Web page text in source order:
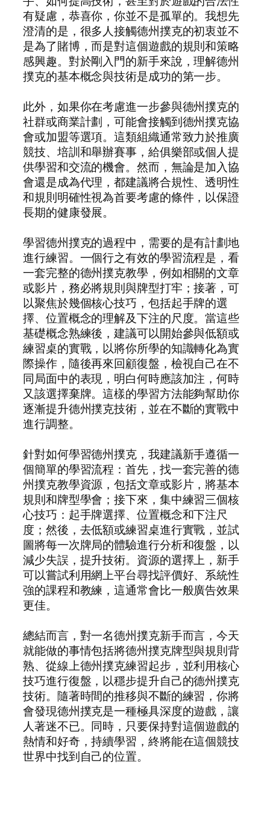
有疑慮，恭喜你，你並不是孤單的。我想先
澄清的是，很多人接觸德州撲克的初衷並不
是為了賭博，而是對這個遊戲的規則和策略
感興趣。對於剛入門的新手來說，理解德州
撲克的基本概念與技術是成功的第一步。
此外，如果你在考慮進一步參與德州撲克的
社群或商業計劃，可能會接觸到德州撲克協
會或加盟等選項。這類組織通常致力於推廣
競技、培訓和舉辦賽事，給俱樂部或個人提
供學習和交流的機會。然而，無論是加入協
會還是成為代理，都建議將合規性、透明性
和規則明確性視為首要考慮的條件，以保證
長期的健康發展。
學習德州撲克的過程中，需要的是有計劃地
進行練習。一個行之有效的學習流程是，看
一套完整的德州撲克教學，例如相關的文章
或影片，務必將規則與牌型打牢；接著，可
以聚焦於幾個核心技巧，包括起手牌的選
擇、位置概念的理解及下注的尺度。當這些
基礎概念熟練後，建議可以開始參與低額或
練習桌的實戰，以將你所學的知識轉化為實
際操作，隨後再來回顧復盤，檢視自己在不
同局面中的表現，明白何時應該加注，何時
又該選擇棄牌。這樣的學習方法能夠幫助你
逐漸提升德州撲克技術，並在不斷的實戰中
進行調整。
針對如何學習德州撲克，我建議新手遵循一
個簡單的學習流程：首先，找一套完善的德
州撲克教學資源，包括文章或影片，將基本
規則和牌型學會；接下來，集中練習三個核
心技巧：起手牌選擇、位置概念和下注尺
度；然後，去低額或練習桌進行實戰，並試
圖將每一次牌局的體驗進行分析和復盤，以
減少失誤，提升技術。資源的選擇上，新手
可以嘗試利用網上平台尋找評價好、系統性
強的課程和教練，這通常會比一般廣告效果
更佳。
總結而言，對一名德州撲克新手而言，今天
就能做的事情包括將德州撲克牌型與規則背
熟、從線上德州撲克練習起步，並利用核心
技巧進行復盤，以穩步提升自己的德州撲克
技術。隨著時間的推移與不斷的練習，你將
會發現德州撲克是一種極具深度的遊戲，讓
人著迷不已。同時，只要保持對這個遊戲的
熱情和好奇，持續學習，終將能在這個競技
世界中找到自己的位置。